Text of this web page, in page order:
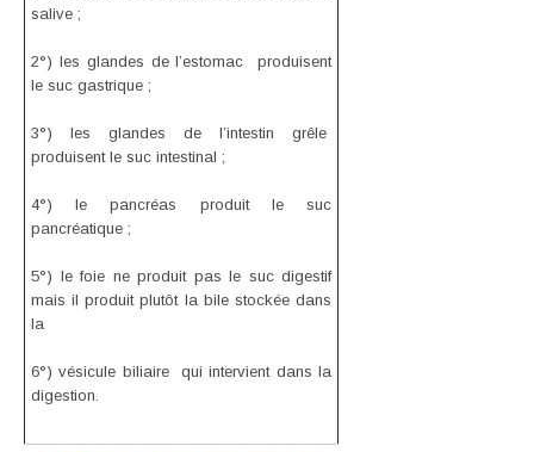
salive ;
2°) les glandes de l’estomac produisent
le suc gastrique ;
3°) les glandes de l’intestin grêle
produisent le suc intestinal ;
4°) le pancréas produit le suc
pancréatique ;
5°) le foie ne produit pas le suc digestif
mais il produit plutôt la bile stockée dans
la
6°) vésicule biliaire qui intervient dans la
digestion.